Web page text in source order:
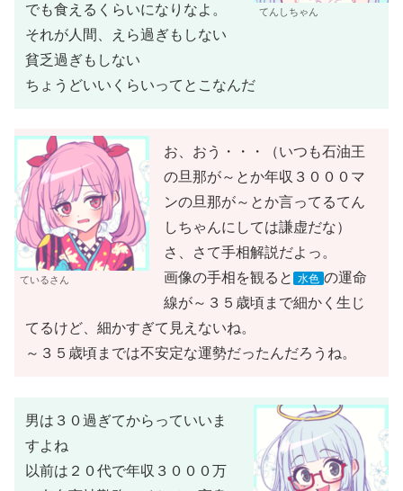
てんしちゃん
でも食えるくらいになりなよ。
それが人間、えら過ぎもしない
貧乏過ぎもしない
ちょうどいいくらいってとこなんだ
ているさん
お、おう・・・（いつも石油王
の旦那が～とか年収３０００マ
ンの旦那が～とか言ってるてん
しちゃんにしては謙虚だな）
さ、さて手相解説だよっ。
画像の手相を観ると 水色 の運命
線が～３５歳頃まで細かく生じ
てるけど、細かすぎて見えないね。
～３５歳頃までは不安定な運勢だったんだろうね。
男は３０過ぎてからっていいま
すよね
以前は２０代で年収３０００万